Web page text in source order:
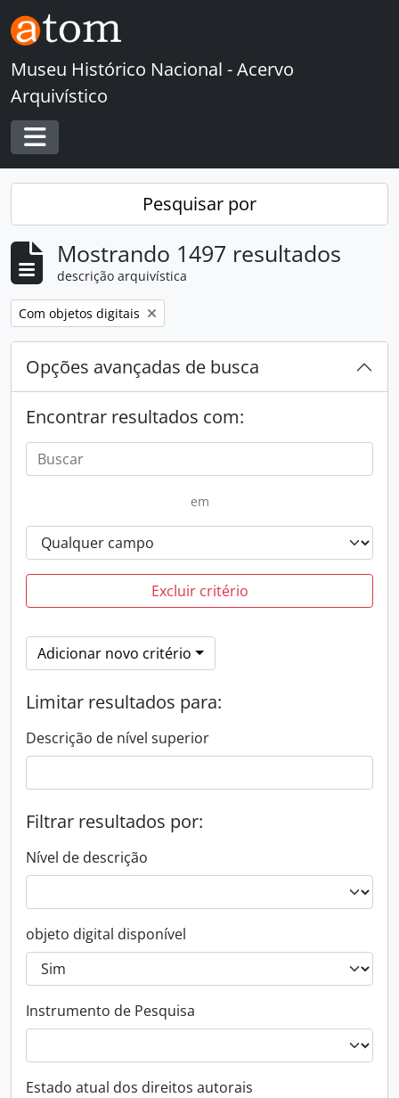
Skip to main content
Museu Histórico Nacional - Acervo
Arquivístico
Toggle navigation
Pesquisar por
Mostrando 1497 resultados
descrição arquivística
Remover filtro:
Com objetos digitais
Opções avançadas de busca
Encontrar resultados com:
em
Excluir critério
Adicionar novo critério
Limitar resultados para:
Descrição de nível superior
Filtrar resultados por:
Nível de descrição
objeto digital disponível
Instrumento de Pesquisa
Estado atual dos direitos autorais